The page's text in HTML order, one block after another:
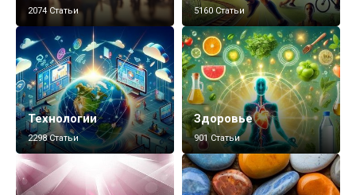
2074 Статьи 5160 Статьи
Технологии
2298 Статьи
Здоровье
901 Статьи